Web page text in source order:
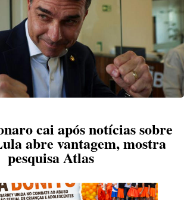
cai após notícias sobre
abre vantagem, mostra
pesquisa Atlas